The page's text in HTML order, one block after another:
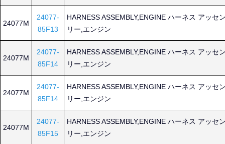
24077M
24077-
85F13
HARNESS ASSEMBLY,ENGINE ハーネス アッセ
リー,エンジン
24077M
24077-
85F14
HARNESS ASSEMBLY,ENGINE ハーネス アッセ
リー,エンジン
24077M
24077-
85F14
HARNESS ASSEMBLY,ENGINE ハーネス アッセ
リー,エンジン
24077M
24077-
85F15
HARNESS ASSEMBLY,ENGINE ハーネス アッセ
リー,エンジン